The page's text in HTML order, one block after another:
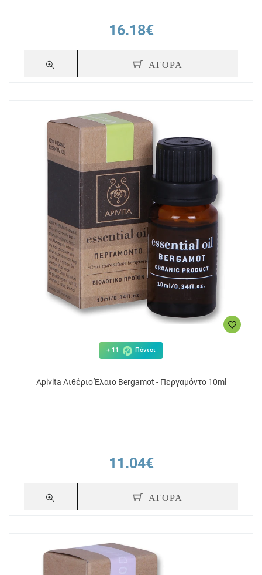
16.18€
ΑΓΟΡΑ
+ 11 Πόντοι
Apivita Αιθέριο Έλαιο Bergamot - Περγαμόντο 10ml
11.04€
ΑΓΟΡΑ